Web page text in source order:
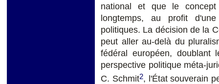
national et que le
longtemps, au profit
politiques. La décision de la
peut aller au-delà du
fédéral européen, doublant
perspective politique méta-
C. Schmit2, l'État souverain